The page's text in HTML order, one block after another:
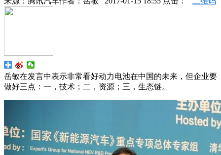
岳敏在发言中表示非常看好动力电池在中国的未来，但企业要
做好三点：一，技术；二，资源；三，生态链。